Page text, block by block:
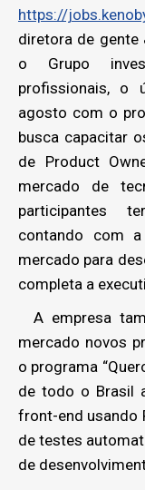
https://
diretora de gente
o Grupo
profissionais, o
agosto com o
busca capacitar
de Product
mercado de
participantes
contando com
mercado para
completa a
A empresa
mercado novos
o programa
de todo o Brasil
front-end usando
de testes
de